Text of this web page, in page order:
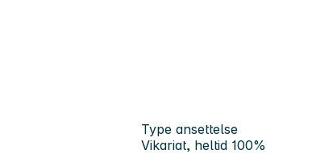
Type ansettelse
Vikariat, heltid 100%